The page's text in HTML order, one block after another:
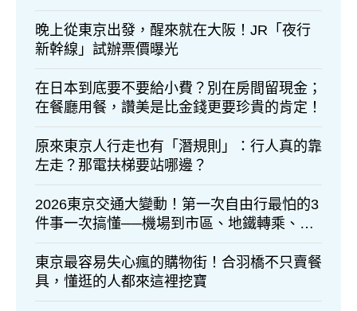
晚上從東京出發，醒來就在大阪！JR「夜行
新幹線」試辦票價曝光
在日本到底要不要給小費？別在房間留現金；
在餐廳用餐，讚美是比金錢更要珍貴的肯定！
原來東京人行走也有「潛規則」：行人真的靠
左走？那電扶梯要站哪邊？
2026東京交通大變動！第一次自由行最怕的3
件事一次搞懂──機場到市區、地鐵轉乘、票
券怎麼買？看這篇就夠！
東京最容易失心瘋的購物街！合羽橋不只賣餐
具，懂逛的人都來這裡挖寶